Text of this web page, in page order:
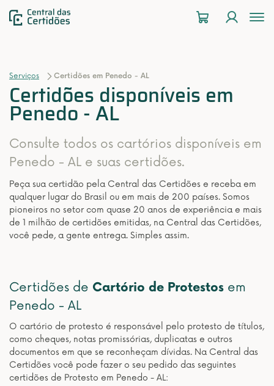
Serviços Certidões em Penedo - AL
Certidões disponíveis em
Penedo - AL
Consulte todos os cartórios disponíveis em
Penedo - AL e suas certidões.
Peça sua certidão pela Central das Certidões e receba em
qualquer lugar do Brasil ou em mais de 200 países. Somos
pioneiros no setor com quase 20 anos de experiência e mais
de 1 milhão de certidões emitidas, na Central das Certidões,
você pede, a gente entrega. Simples assim.
Certidões de Cartório de Protestos em
Penedo - AL
O cartório de protesto é responsável pelo protesto de títulos,
como cheques, notas promissórias, duplicatas e outros
documentos em que se reconheçam dívidas. Na Central das
Certidões você pode fazer o seu pedido das seguintes
certidões de Protesto em Penedo - AL: